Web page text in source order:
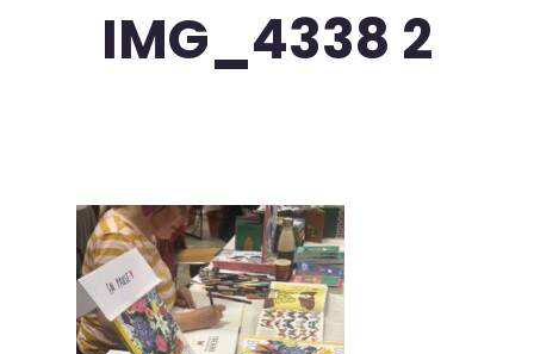
IMG_4338 2